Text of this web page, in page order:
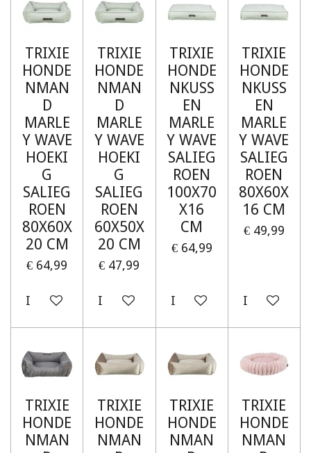
TRIXIE
HONDE
NMAN
D
MARLE
Y WAVE
HOEKI
G
SALIEG
ROEN
80X60X
20 CM
€ 64,99
In winkelwagen
TRIXIE
HONDE
NMAN
D
MARLE
Y WAVE
HOEKI
G
SALIEG
ROEN
60X50X
20 CM
€ 47,99
In winkelwagen
TRIXIE
HONDE
NKUSS
EN
MARLE
Y WAVE
SALIEG
ROEN
100X70
X16
CM
€ 64,99
In winkelwagen
TRIXIE
HONDE
NKUSS
EN
MARLE
Y WAVE
SALIEG
ROEN
80X60X
16 CM
€ 49,99
In
TRIXIE
HONDE
NMAN
TRIXIE
HONDE
NMAN
TRIXIE
HONDE
NMAN
TRIXIE
HONDE
NMAN